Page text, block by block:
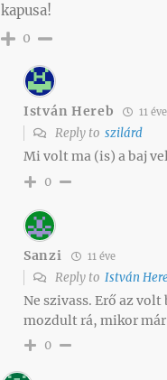
kapusa!
0
István Hereb 11 éve
Reply to szilárd
Mi volt ma (is) a baj
0
Sanzi 11 éve
Reply to István
Ne szivass. Erő az volt
mozdult rá, mikor
0